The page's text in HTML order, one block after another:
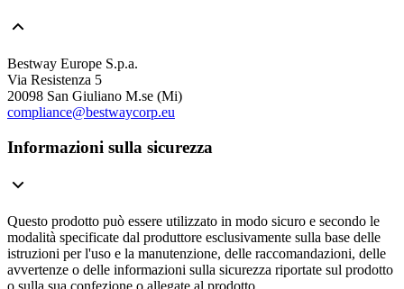
Bestway Europe S.p.a.
Via Resistenza 5
20098 San Giuliano M.se (Mi)
compliance@bestwaycorp.eu
Informazioni sulla sicurezza
Questo prodotto può essere utilizzato in modo sicuro e secondo le
modalità specificate dal produttore esclusivamente sulla base delle
istruzioni per l'uso e la manutenzione, delle raccomandazioni, delle
avvertenze o delle informazioni sulla sicurezza riportate sul prodotto